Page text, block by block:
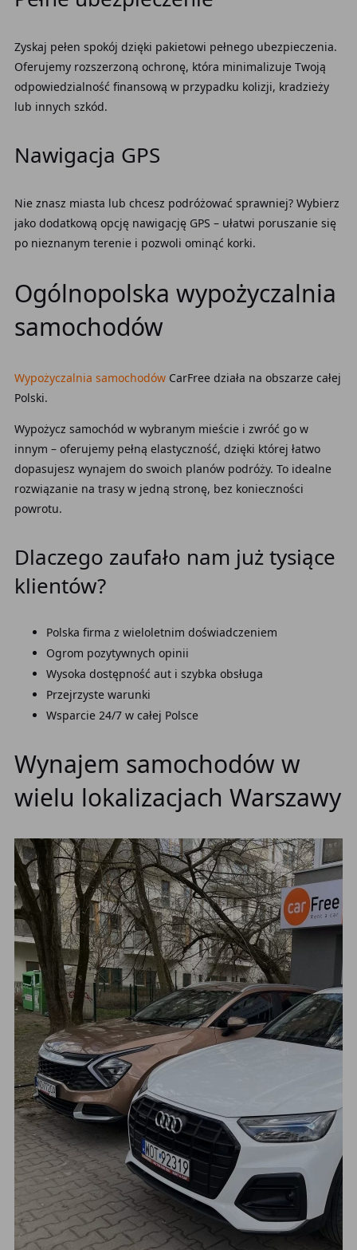
Zyskaj pełen spokój dzięki pakietowi pełnego ubezpieczenia.
Oferujemy rozszerzoną ochronę, która minimalizuje Twoją
odpowiedzialność finansową w przypadku kolizji, kradzieży
lub innych szkód.
Nawigacja GPS
Nie znasz miasta lub chcesz podróżować sprawniej? Wybierz
jako dodatkową opcję nawigację GPS – ułatwi poruszanie się
po nieznanym terenie i pozwoli ominąć korki.
Ogólnopolska wypożyczalnia
samochodów
Wypożyczalnia samochodówCarFree działa na obszarze całej
Polski.
Wypożycz samochód w wybranym mieście i zwróć go w
innym – oferujemy pełną elastyczność, dzięki której łatwo
dopasujesz wynajem do swoich planów podróży. To idealne
rozwiązanie na trasy w jedną stronę, bez konieczności
powrotu.
Dlaczego zaufało nam już tysiące
klientów?
Polska firma z wieloletnim doświadczeniem
Ogrom pozytywnych opinii
Wysoka dostępność aut i szybka obsługa
Przejrzyste warunki
Wsparcie 24/7 w całej Polsce
Wynajem samochodów w
wielu lokalizacjach Warszawy